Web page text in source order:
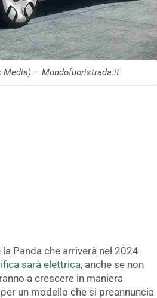
Media) – Mondofuoristrada.it
Panda che arriverà nel 2024
sarà elettrica, anche se non
a crescere in maniera
un modello che si preannuncia